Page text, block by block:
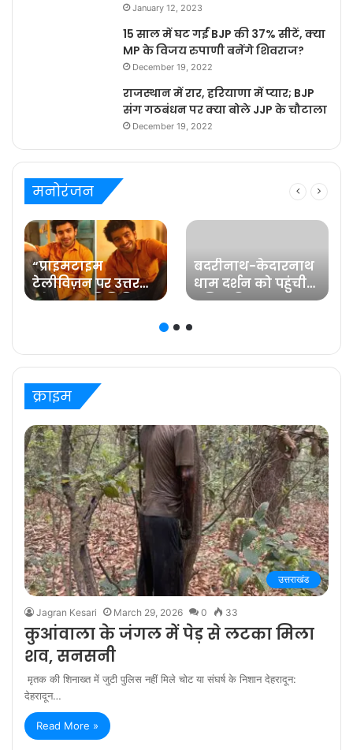
January 12, 2023
15 साल में घट गईं BJP की 37% सीटें, क्या
MP के विजय रुपाणी बनेंगे शिवराज?
December 19, 2022
राजस्थान में रार, हरियाणा में प्यार; BJP
संग गठबंधन पर क्या बोले JJP के चौटाला
December 19, 2022
मनोरंजन
“प्राइमटाइम
टेलीविज़न पर उत्तर
प्रदेश का प्रतिनिधित्व
प्रविष्ट मिश्रा, कलर्स के
‘बरेली के बच्चन’ में
बदरीनाथ-केदारनाथ
धाम दर्शन को पहुंची
प्रसिद्ध फिल्म
क्राइम
उत्तराखंड
Jagran Kesari March 29, 2026 0 33
कुआंवाला के जंगल में पेड़ से लटका मिला
शव, सनसनी
मृतक की शिनाख्त में जुटी पुलिस नहीं मिले चोट या संघर्ष के निशान देहरादून:
देहरादून…
Read More »